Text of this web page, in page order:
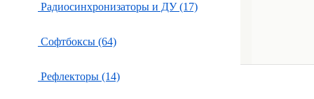
Радиосинхронизаторы и ДУ (17)
Софтбоксы (64)
Рефлекторы (14)